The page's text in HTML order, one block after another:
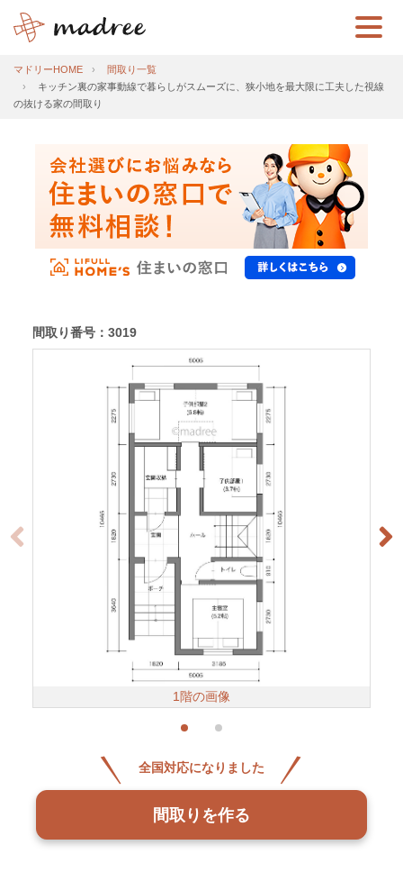
マドリーHOME
間取り一覧
キッチン裏の家事動線で暮らしがスムーズに、狭小地を最大限に工夫した視線
の抜ける家の間取り
間取り番号：3019
1階の画像
全国対応になりました
間取りを作る